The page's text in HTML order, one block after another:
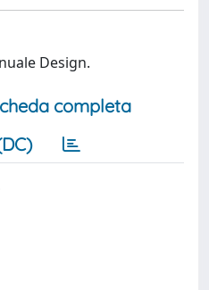
Design.
completa